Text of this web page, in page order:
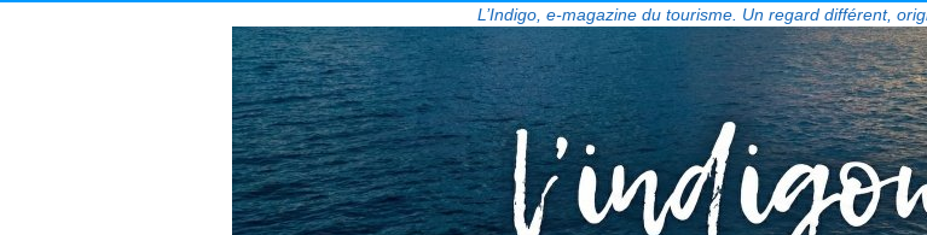
L’Indigo, e-magazine du tourisme. Un regard différent,